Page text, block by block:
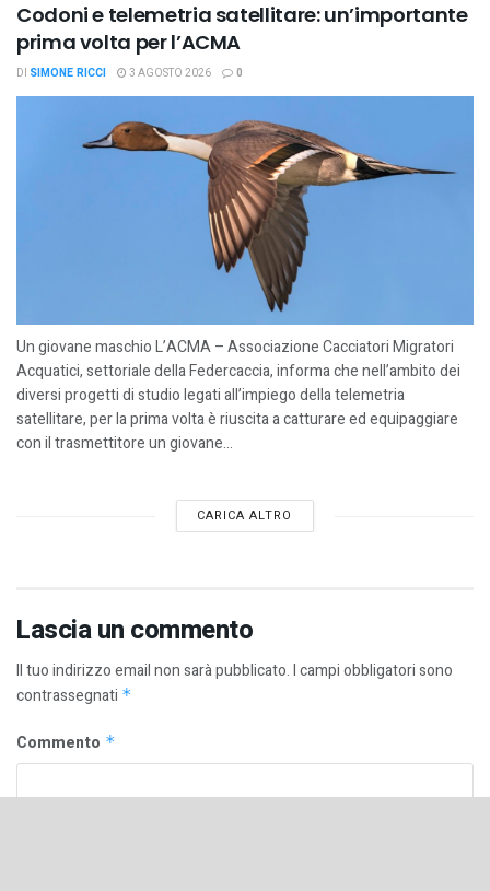
Codoni e telemetria satellitare: un’importante
prima volta per l’ACMA
DI SIMONE RICCI 3 AGOSTO 2026 0
Un giovane maschio L’ACMA – Associazione Cacciatori Migratori
Acquatici, settoriale della Federcaccia, informa che nell’ambito dei
diversi progetti di studio legati all’impiego della telemetria
satellitare, per la prima volta è riuscita a catturare ed equipaggiare
con il trasmettitore un giovane...
CARICA ALTRO
Lascia un commento
Il tuo indirizzo email non sarà pubblicato.I campi obbligatori sono
contrassegnati *
Commento *